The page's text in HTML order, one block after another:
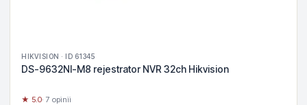
HIKVISION · ID 61345
DS-9632NI-M8 rejestrator NVR 32ch Hikvision
★ 5.0· 7 opinii